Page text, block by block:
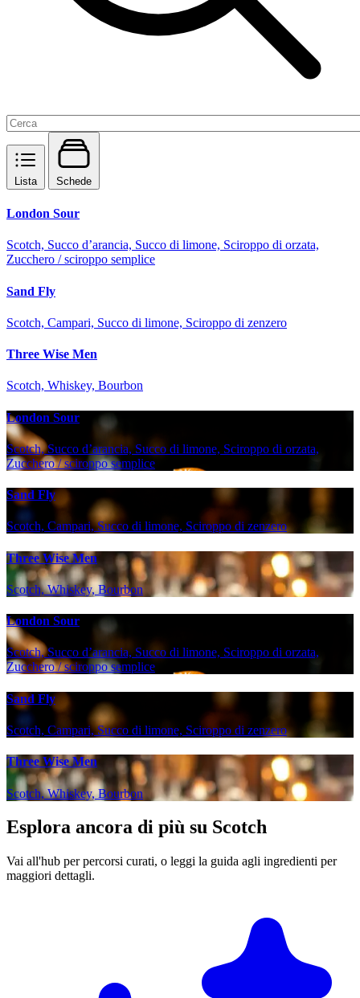
Lista Schede
London Sour
Scotch, Succo d’arancia, Succo di limone, Sciroppo di orzata,
Zucchero / sciroppo semplice
Sand Fly
Scotch, Campari, Succo di limone, Sciroppo di zenzero
Three Wise Men
Scotch, Whiskey, Bourbon
London Sour
Scotch, Succo d’arancia, Succo di limone, Sciroppo di orzata,
Zucchero / sciroppo semplice
Sand Fly
Scotch, Campari, Succo di limone, Sciroppo di zenzero
Three Wise Men
Scotch, Whiskey, Bourbon
London Sour
Scotch, Succo d’arancia, Succo di limone, Sciroppo di orzata,
Zucchero / sciroppo semplice
Sand Fly
Scotch, Campari, Succo di limone, Sciroppo di zenzero
Three Wise Men
Scotch, Whiskey, Bourbon
Esplora ancora di più su Scotch
Vai all'hub per percorsi curati, o leggi la guida agli ingredienti per
maggiori dettagli.